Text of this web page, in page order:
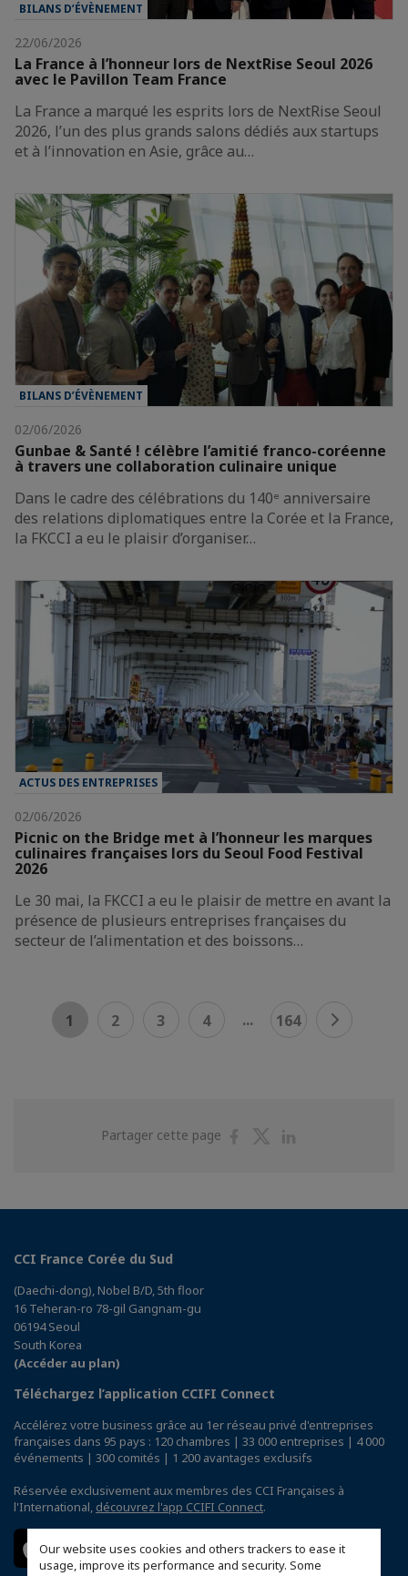
Our website uses cookies and others trackers to ease it
usage, improve its performance and security. Some
BILANS D’ÉVÈNEMENT
22/06/2026
La France à l’honneur lors de NextRise Seoul 2026
avec le Pavillon Team France
La France a marqué les esprits lors de NextRise Seoul
2026, l’un des plus grands salons dédiés aux startups
et à l’innovation en Asie, grâce au…
BILANS D’ÉVÈNEMENT
02/06/2026
Gunbae & Santé ! célèbre l’amitié franco-coréenne
à travers une collaboration culinaire unique
Dans le cadre des célébrations du 140ᵉ anniversaire
des relations diplomatiques entre la Corée et la France,
la FKCCI a eu le plaisir d’organiser…
ACTUS DES ENTREPRISES
02/06/2026
Picnic on the Bridge met à l’honneur les marques
culinaires françaises lors du Seoul Food Festival
2026
Le 30 mai, la FKCCI a eu le plaisir de mettre en avant la
présence de plusieurs entreprises françaises du
secteur de l’alimentation et des boissons…
1 2 3 4 ... 164
Partager cette page
PartagerPartager
CCI France Corée du Sud
(Daechi-dong), Nobel B/D, 5th floor
16 Teheran-ro 78-gil Gangnam-gu
06194 Seoul
South Korea
(Accéder au plan)
Téléchargez l’application CCIFI Connect
Accélérez votre business grâce au 1er réseau privé d'entreprises
françaises dans 95 pays : 120 chambres | 33 000 entreprises | 4 000
événements | 300 comités | 1 200 avantages exclusifs
Réservée exclusivement aux membres des CCI Françaises à
l'International, découvrez l'app CCIFI Connect.